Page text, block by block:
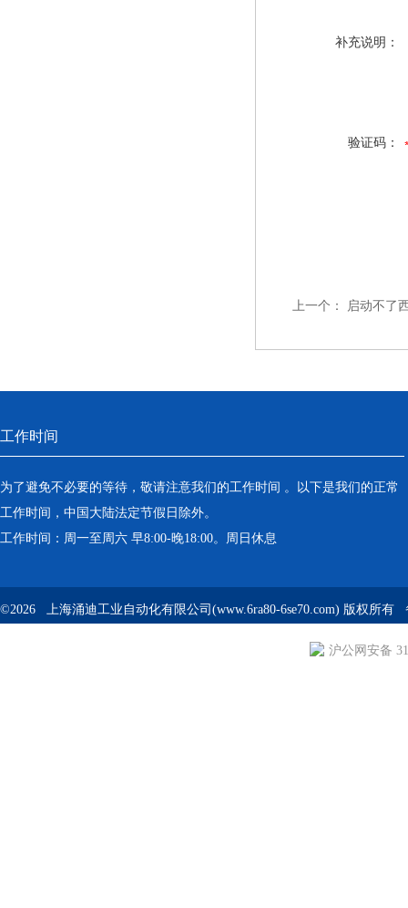
补充说明：
验证码：
上一个： 启动不了
工作时间
为了避免不必要的等待，敬请注意我们的工作时间 。以下是我们的正常
工作时间，中国大陆法定节假日除外。
工作时间：周一至周六 早8:00-晚18:00。周日休息
©2026 上海涌迪工业自动化有限公司(www.6ra80-6se70.com) 版权所有
沪公网安备